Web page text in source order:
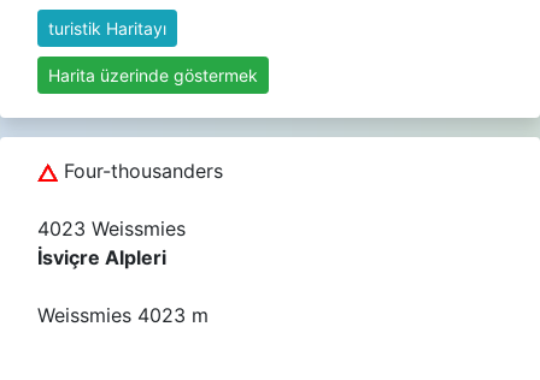
turistik Haritayı
Harita üzerinde göstermek
Four-thousanders
4023 Weissmies
İsviçre Alpleri
Weissmies 4023 m